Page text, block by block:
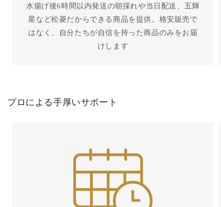
水揚げ後6時間以内発送の朝採れや当日配送、五輝
星など松菱だからできる商品を提供。格安販売で
はなく、自分たちが自信を持った商品のみをお届
けします
プロによる手厚いサポート